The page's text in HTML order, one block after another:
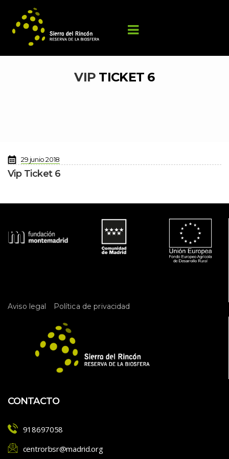
VIP TICKET 6
29 junio 2018
Vip Ticket 6
Aviso legal Política de privacidad
CONTACTO
918697058
centrorbsr@madrid.org